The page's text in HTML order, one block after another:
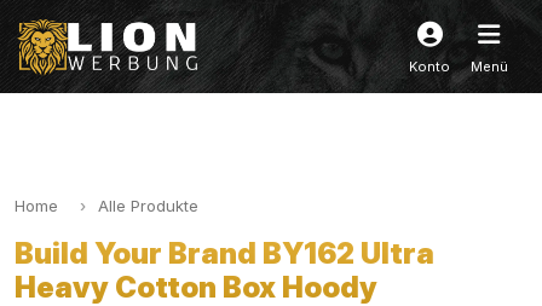
Konto Menü
Home Alle Produkte
Build Your Brand BY162 Ultra
Heavy Cotton Box Hoody